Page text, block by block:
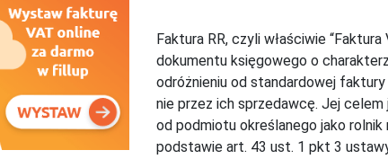
Faktura RR, czyli właściwie
dokumentu księgowego o
odróżnieniu od standardowej
nie przez ich sprzedawcę. Jej
od podmiotu określanego jako
podstawie art. 43 ust. 1 pkt 3